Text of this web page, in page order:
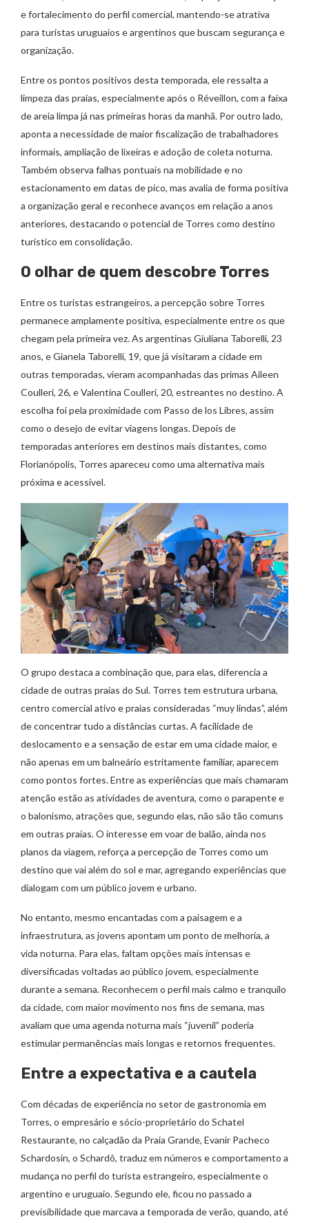
e fortalecimento do perfil comercial, mantendo-se atrativa
para turistas uruguaios e argentinos que buscam segurança e
organização.
Entre os pontos positivos desta temporada, ele ressalta a
limpeza das praias, especialmente após o Réveillon, com a faixa
de areia limpa já nas primeiras horas da manhã. Por outro lado,
aponta a necessidade de maior fiscalização de trabalhadores
informais, ampliação de lixeiras e adoção de coleta noturna.
Também observa falhas pontuais na mobilidade e no
estacionamento em datas de pico, mas avalia de forma positiva
a organização geral e reconhece avanços em relação a anos
anteriores, destacando o potencial de Torres como destino
turístico em consolidação.
O olhar de quem descobre Torres
Entre os turistas estrangeiros, a percepção sobre Torres
permanece amplamente positiva, especialmente entre os que
chegam pela primeira vez. As argentinas Giuliana Taborelli, 23
anos, e Gianela Taborelli, 19, que já visitaram a cidade em
outras temporadas, vieram acompanhadas das primas Aileen
Coulleri, 26, e Valentina Coulleri, 20, estreantes no destino. A
escolha foi pela proximidade com Passo de los Libres, assim
como o desejo de evitar viagens longas. Depois de
temporadas anteriores em destinos mais distantes, como
Florianópolis, Torres apareceu como uma alternativa mais
próxima e acessível.
O grupo destaca a combinação que, para elas, diferencia a
cidade de outras praias do Sul. Torres tem estrutura urbana,
centro comercial ativo e praias consideradas “muy lindas”, além
de concentrar tudo a distâncias curtas. A facilidade de
deslocamento e a sensação de estar em uma cidade maior, e
não apenas em um balneário estritamente familiar, aparecem
como pontos fortes. Entre as experiências que mais chamaram
atenção estão as atividades de aventura, como o parapente e
o balonismo, atrações que, segundo elas, não são tão comuns
em outras praias. O interesse em voar de balão, ainda nos
planos da viagem, reforça a percepção de Torres como um
destino que vai além do sol e mar, agregando experiências que
dialogam com um público jovem e urbano.
No entanto, mesmo encantadas com a paisagem e a
infraestrutura, as jovens apontam um ponto de melhoria, a
vida noturna. Para elas, faltam opções mais intensas e
diversificadas voltadas ao público jovem, especialmente
durante a semana. Reconhecem o perfil mais calmo e tranquilo
da cidade, com maior movimento nos fins de semana, mas
avaliam que uma agenda noturna mais “juvenil” poderia
estimular permanências mais longas e retornos frequentes.
Entre a expectativa e a cautela
Com décadas de experiência no setor de gastronomia em
Torres, o empresário e sócio-proprietário do Schatel
Restaurante, no calçadão da Praia Grande, Evanir Pacheco
Schardosin, o Schardô, traduz em números e comportamento a
mudança no perfil do turista estrangeiro, especialmente o
argentino e uruguaio. Segundo ele, ficou no passado a
previsibilidade que marcava a temporada de verão, quando, até